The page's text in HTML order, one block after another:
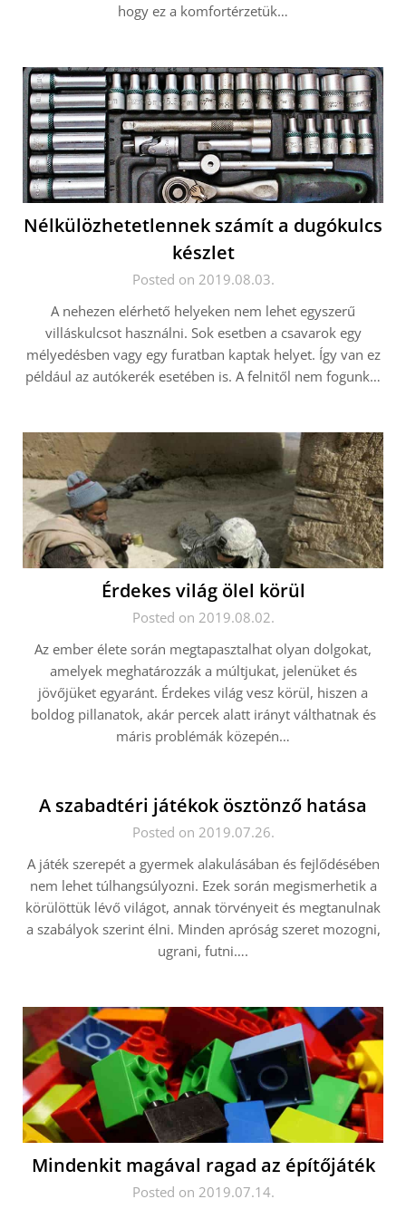
hogy ez a komfortérzetük…
Nélkülözhetetlennek számít a dugókulcs
készlet
Posted on 2019.08.03.
A nehezen elérhető helyeken nem lehet egyszerű
villáskulcsot használni. Sok esetben a csavarok egy
mélyedésben vagy egy furatban kaptak helyet. Így van ez
például az autókerék esetében is. A felnitől nem fogunk…
Érdekes világ ölel körül
Posted on 2019.08.02.
Az ember élete során megtapasztalhat olyan dolgokat,
amelyek meghatározzák a múltjukat, jelenüket és
jövőjüket egyaránt. Érdekes világ vesz körül, hiszen a
boldog pillanatok, akár percek alatt irányt válthatnak és
máris problémák közepén…
A szabadtéri játékok ösztönző hatása
Posted on 2019.07.26.
A játék szerepét a gyermek alakulásában és fejlődésében
nem lehet túlhangsúlyozni. Ezek során megismerhetik a
körülöttük lévő világot, annak törvényeit és megtanulnak
a szabályok szerint élni. Minden apróság szeret mozogni,
ugrani, futni….
Mindenkit magával ragad az építőjáték
Posted on 2019.07.14.